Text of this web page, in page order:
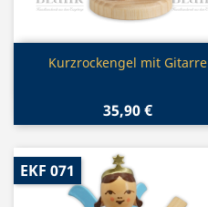
Vorschau
Kurzrockengel mit Gitarre
35,90 €
EKF 071